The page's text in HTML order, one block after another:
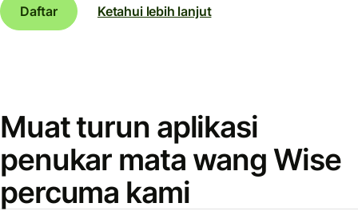
Daftar
Ketahui lebih lanjut
Muat turun aplikasi
penukar mata wang Wise
percuma kami